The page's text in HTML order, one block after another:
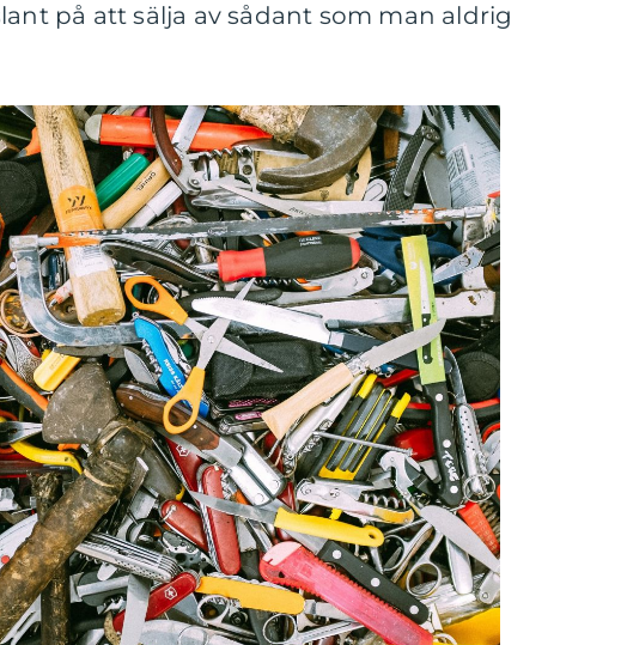
på att sälja av sådant som man aldrig